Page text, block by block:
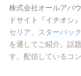
株式会社オールアバ
ドサイト『イチオシ
セリア、 スターバッ
を通してご紹介。話
す。配信しているコ